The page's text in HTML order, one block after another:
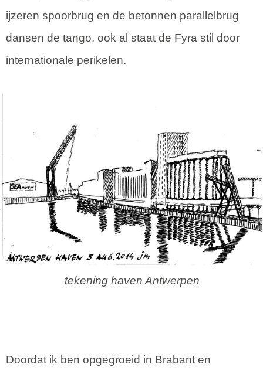
ijzeren spoorbrug en de betonnen parallelbrug
dansen de tango, ook al staat de Fyra stil door
internationale perikelen.
tekening haven Antwerpen
Doordat ik ben opgegroeid in Brabant en